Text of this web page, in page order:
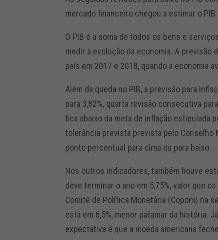
mercado financeiro chegou a estimar o PIB
O PIB é a soma de todos os bens e
medir a evolução da economia. A previsão
país em 2017 e 2018, quando a economia
Além da queda no PIB, a previsão para
para 3,82%, quarta revisão consecutiva
fica abaixo da meta de inflação estipulada
tolerância prevista prevista pelo Conselho
ponto percentual para cima ou para baixo.
Nos outros indicadores, também houve
deve terminar o ano em 5,75%, valor que
Comitê de Política Monetária (Copom) na
está em 6,5%, menor patamar da história.
expectativa é que a moeda americana